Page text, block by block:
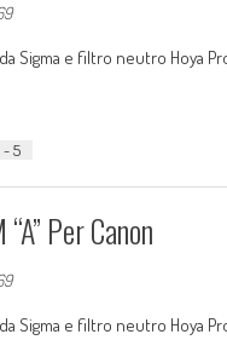
Sigma e filtro neutro Hoya
- 5
Per Canon
Sigma e filtro neutro Hoya